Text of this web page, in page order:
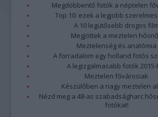
Megdöbbentő fotók a néptelen
Top 10: ezek a legjobb
A 10 legütősebb drogos film
Megjöttek a meztelen
Meztelenség és anatómia
A forradalom egy holland fotós
A legizgalmasabb fotók
Meztelen fővárosiak
Készülőben a nagy meztelen
Nézd meg a 48-as szabadságharc
fotókat!